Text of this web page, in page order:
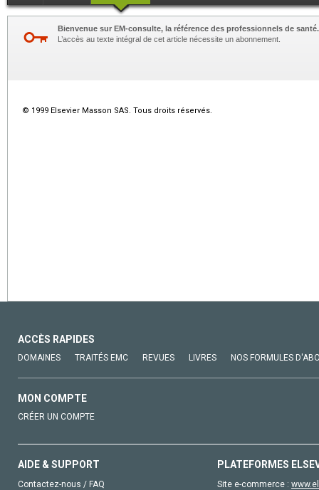
Bienvenue sur EM-consulte, la référence des professionnels de santé.
L’accès au texte intégral de cet article nécessite un abonnement.
© 1999 Elsevier Masson SAS. Tous droits réservés.
ACCÈS RAPIDES
DOMAINES TRAITÉS EMC REVUES LIVRES NOS FORMULES
MON COMPTE
CRÉER UN COMPTE
AIDE & SUPPORT
Contactez-nous / FAQ
PLATEFORMES
Site e-commerce :